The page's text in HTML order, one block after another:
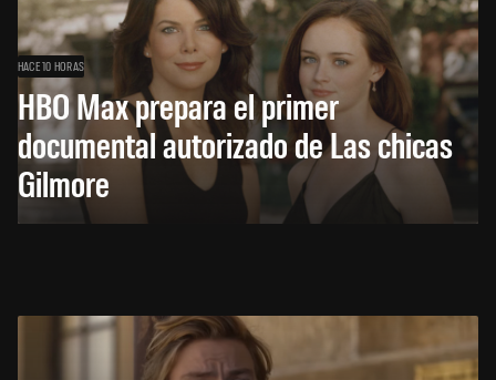
HACE 10 HORAS
HBO Max prepara el primer
documental autorizado de Las chicas
Gilmore